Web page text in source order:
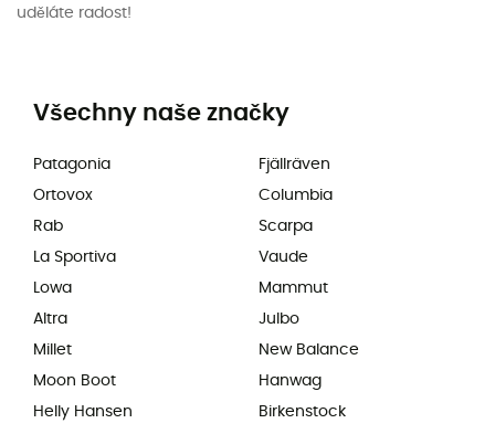
uděláte radost!
Všechny naše značky
Patagonia
Ortovox
Rab
La Sportiva
Lowa
Altra
Millet
Moon Boot
Helly Hansen
Fjällräven
Columbia
Scarpa
Vaude
Mammut
Julbo
New Balance
Hanwag
Birkenstock